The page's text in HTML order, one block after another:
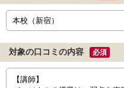
対象の口コミの内容 必須